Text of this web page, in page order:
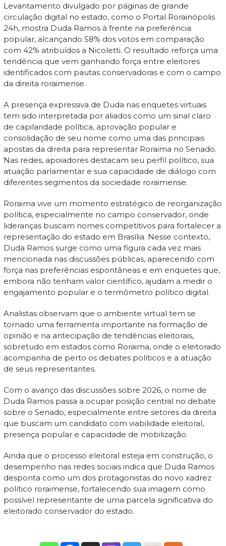
Levantamento divulgado por páginas de grande
circulação digital no estado, como o Portal Rorainópolis
24h, mostra Duda Ramos à frente na preferência
popular, alcançando 58% dos votos em comparação
com 42% atribuídos a Nicoletti. O resultado reforça uma
tendência que vem ganhando força entre eleitores
identificados com pautas conservadoras e com o campo
da direita roraimense.
A presença expressiva de Duda nas enquetes virtuais
tem sido interpretada por aliados como um sinal claro
de capilaridade política, aprovação popular e
consolidação de seu nome como uma das principais
apostas da direita para representar Roraima no Senado.
Nas redes, apoiadores destacam seu perfil político, sua
atuação parlamentar e sua capacidade de diálogo com
diferentes segmentos da sociedade roraimense.
Roraima vive um momento estratégico de reorganização
política, especialmente no campo conservador, onde
lideranças buscam nomes competitivos para fortalecer a
representação do estado em Brasília. Nesse contexto,
Duda Ramos surge como uma figura cada vez mais
mencionada nas discussões públicas, aparecendo com
força nas preferências espontâneas e em enquetes que,
embora não tenham valor científico, ajudam a medir o
engajamento popular e o termômetro político digital.
Analistas observam que o ambiente virtual tem se
tornado uma ferramenta importante na formação de
opinião e na antecipação de tendências eleitorais,
sobretudo em estados como Roraima, onde o eleitorado
acompanha de perto os debates políticos e a atuação
de seus representantes.
Com o avanço das discussões sobre 2026, o nome de
Duda Ramos passa a ocupar posição central no debate
sobre o Senado, especialmente entre setores da direita
que buscam um candidato com viabilidade eleitoral,
presença popular e capacidade de mobilização.
Ainda que o processo eleitoral esteja em construção, o
desempenho nas redes sociais indica que Duda Ramos
desponta como um dos protagonistas do novo xadrez
político roraimense, fortalecendo sua imagem como
possível representante de uma parcela significativa do
eleitorado conservador do estado.